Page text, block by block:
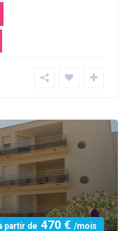
à partir de539 € /mois